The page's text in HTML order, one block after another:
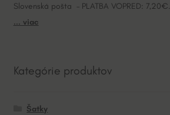
Slovenská pošta – PLATBA VOPRED: 7,20€.
... viac
Kategórie produktov
Šatky